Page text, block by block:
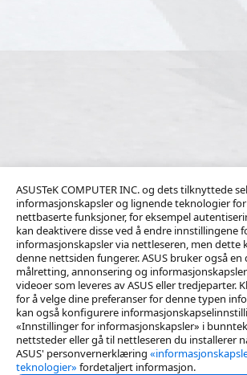
ASUSTeK COMPUTER INC. og dets tilknyttede
informasjonskapsler og lignende teknologier
nettbaserte funksjoner, for eksempel
kan deaktivere disse ved å endre innstillingene
informasjonskapsler via nettleseren, men dette
denne nettsiden fungerer. ASUS bruker også en
målretting, annonsering og
videoer som leveres av ASUS eller tredjeparter.
for å velge dine preferanser for denne typen
kan også konfigurere
«Innstillinger for informasjonskapsler» i
nettsteder eller gå til nettleseren du installerer
ASUS' personvernerklæring
teknologier» fordetaljert informasjon.